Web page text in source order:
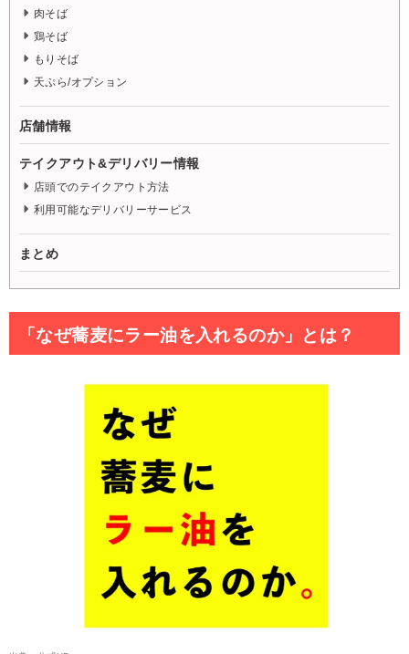
肉そば
鶏そば
もりそば
天ぷら/オプション
店舗情報
テイクアウト&デリバリー情報
店頭でのテイクアウト方法
利用可能なデリバリーサービス
まとめ
「なぜ蕎麦にラー油を入れるのか」とは？